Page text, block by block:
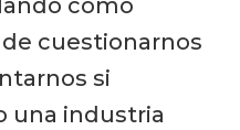
como
cuestionarnos
si
una industria